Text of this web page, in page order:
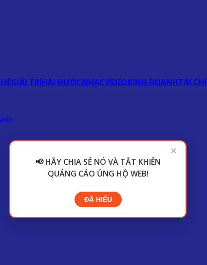
GIẢI TRÍHÀI HƯỚCNHẠCVIDEOKINH DOANHTÀI
×
📢 HÃY CHIA SẺ NÓ VÀ TẮT KHIÊN
QUẢNG CÁO ỦNG HỘ WEB!
ĐÃ HIỂU